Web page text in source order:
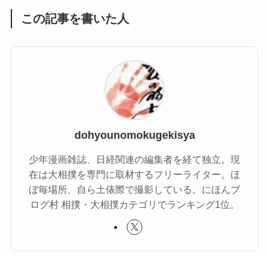
この記事を書いた人
dohyounomokugekisya
少年漫画雑誌、日経関連の編集者を経て独立。現
在は大相撲を専門に取材するフリーライター。ほ
ぼ毎場所、自ら土俵際で撮影している。にほんブ
ログ村 相撲・大相撲カテゴリでランキング1位。